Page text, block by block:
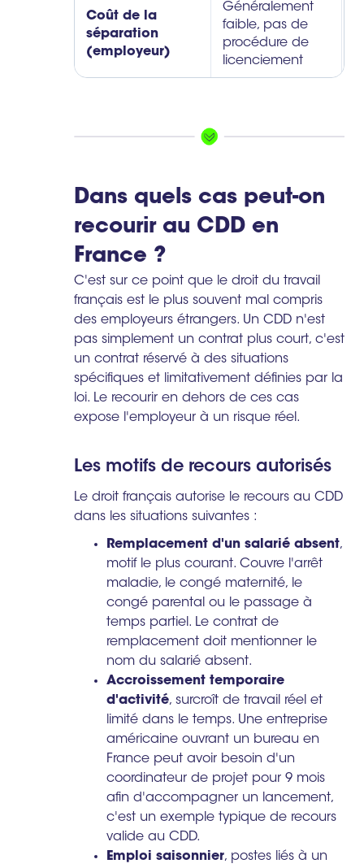
Coût de la
séparation
(employeur)
Généralement
faible, pas de
procédure de
licenciement
Dans quels cas peut-on
recourir au CDD en
France ?
C'est sur ce point que le droit du travail
français est le plus souvent mal compris
des employeurs étrangers. Un CDD n'est
pas simplement un contrat plus court, c'est
un contrat réservé à des situations
spécifiques et limitativement définies par la
loi. Le recourir en dehors de ces cas
expose l'employeur à un risque réel.
Les motifs de recours autorisés
Le droit français autorise le recours au CDD
dans les situations suivantes :
Remplacement d'un salarié absent,
motif le plus courant. Couvre l'arrêt
maladie, le congé maternité, le
congé parental ou le passage à
temps partiel. Le contrat de
remplacement doit mentionner le
nom du salarié absent.
Accroissement temporaire
d'activité, surcroît de travail réel et
limité dans le temps. Une entreprise
américaine ouvrant un bureau en
France peut avoir besoin d'un
coordinateur de projet pour 9 mois
afin d'accompagner un lancement,
c'est un exemple typique de recours
valide au CDD.
Emploi saisonnier, postes liés à un